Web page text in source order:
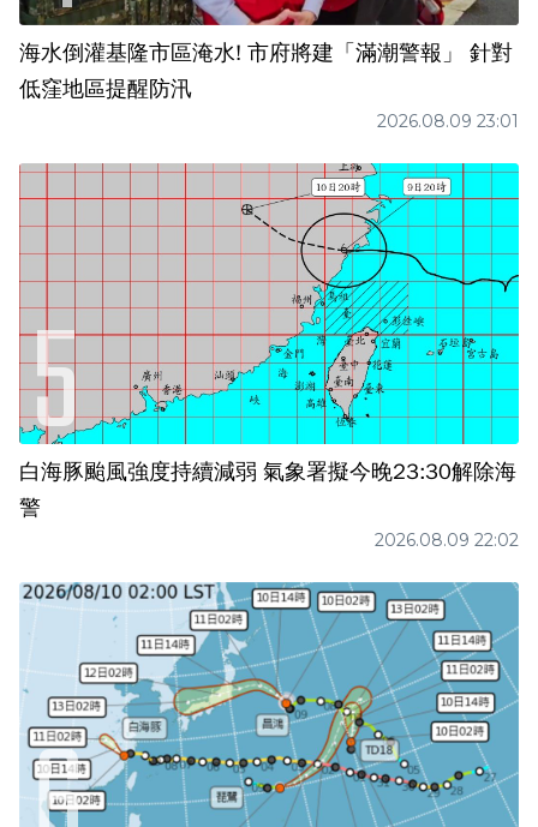
海水倒灌基隆市區淹水! 市府將建「滿潮警報」 針對
低窪地區提醒防汛
2026.08.09 23:01
白海豚颱風強度持續減弱 氣象署擬今晚23:30解除海
警
2026.08.09 22:02